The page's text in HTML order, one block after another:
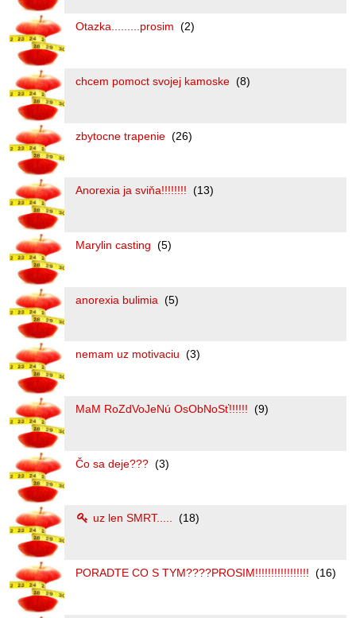
Otazka.........prosim (2)
chcem pomoct svojej kamoske (8)
zbytocne trapenie (26)
Anorexia ja sviňa!!!!!!!! (13)
Marylin casting (5)
anorexia bulimia (5)
nemam uz motivaciu (3)
MaM RoZdVoJeNú OsObNoSť!!!!!! (9)
Čo sa deje??? (3)
uz len SMRT..... (18)
PORADTE CO S TYM????PROSIM!!!!!!!!!!!!!!!!! (16)